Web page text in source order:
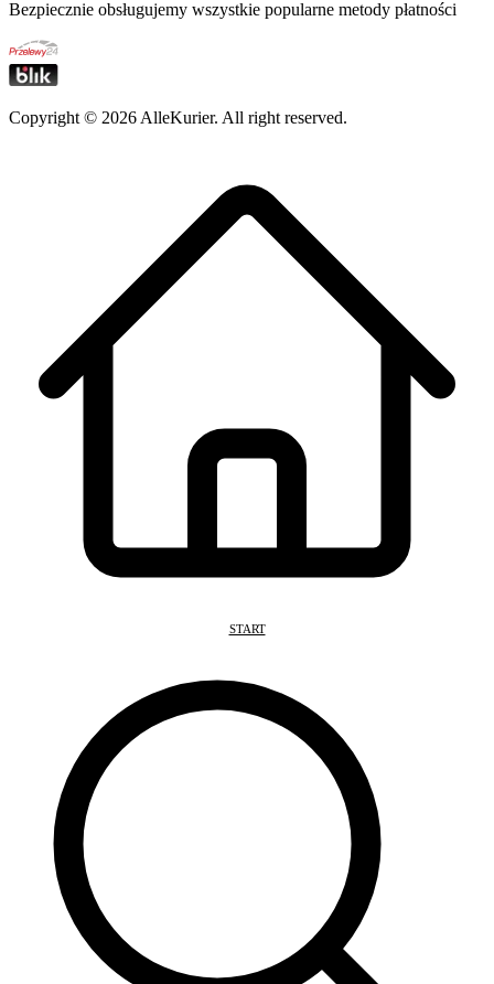
Bezpiecznie obsługujemy wszystkie popularne metody płatności
Copyright © 2026 AlleKurier. All right reserved.
START